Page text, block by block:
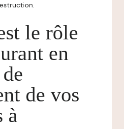
le rôle
en
de vos
à